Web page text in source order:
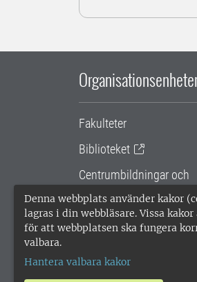
Denna webbplats använder kakor
lagras i din webbläsare. Vissa
för att webbplatsen ska fungera
valbara.
Hantera valbara kakor
Fakulteter
Biblioteket
Centrumbildningar och
samarbetsprojekt
Gemensamma